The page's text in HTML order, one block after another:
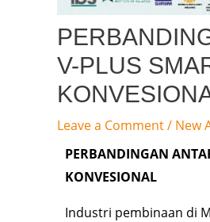
V-PLUS
Leave a Comment/ New
PERBANDINGAN
KONVESIONAL
Industri pembinaan di